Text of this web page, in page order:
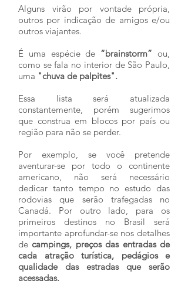
Alguns virão por vontade própria,
outros por indicação de amigos e/ou
outros viajantes.
É uma espécie de “brainstorm” ou,
como se fala no interior de São Paulo,
uma "chuva de palpites".
Essa lista será atualizada
constantemente, porém sugerimos
que construa em blocos por país ou
região para não se perder.
Por exemplo, se você pretende
aventurar-se por todo o continente
americano, não será necessário
dedicar tanto tempo no estudo das
rodovias que serão trafegadas no
Canadá. Por outro lado, para os
primeiros destinos no Brasil será
importante aprofundar-se nos detalhes
decampings, preços das entradas de
cada atração turística, pedágios e
qualidade das estradas que serão
acessadas.